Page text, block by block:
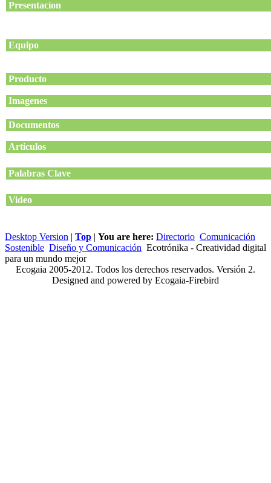
Presentacíon
Equipo
Producto
Imagenes
Documentos
Articulos
Palabras Clave
Video
Desktop Version | Top | You are here: Directorio Comunicación
Sostenible Diseño y Comunicación Ecotrónika - Creatividad digital
para un mundo mejor
Ecogaia 2005-2012. Todos los derechos reservados. Versión 2.
Designed and powered by Ecogaia-Firebird